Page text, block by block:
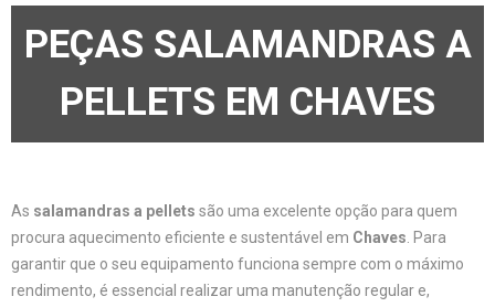
PEÇAS SALAMANDRAS A
PELLETS EM CHAVES
As salamandras a pellets são uma excelente opção para quem
procura aquecimento eficiente e sustentável em Chaves . Para
garantir que o seu equipamento funciona sempre com o máximo
rendimento, é essencial realizar uma manutenção regular e,